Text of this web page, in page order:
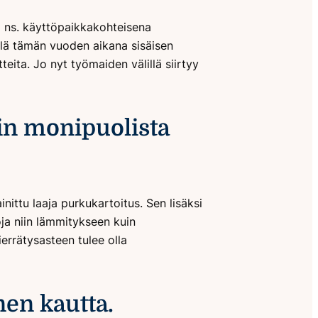
käyttöpaikkakohteisena
tämän vuoden aikana sisäisen
Jo nyt työmaiden välillä siirtyy
monipuolista
laaja purkukartoitus. Sen lisäksi
niin lämmitykseen kuin
tulee olla
kautta.